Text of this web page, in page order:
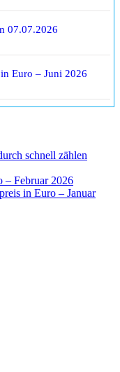
07.07.2026
Euro – Juni 2026
schnell zählen
– Februar 2026
in Euro – Januar